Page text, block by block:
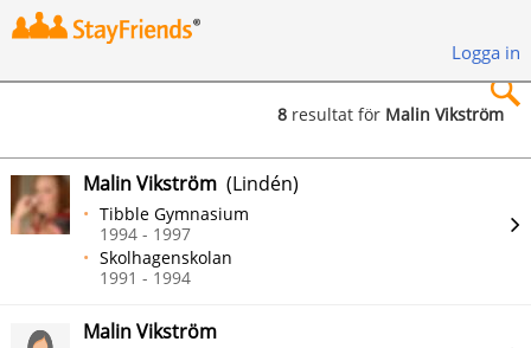
Logga in
Sök
8 resultat för Malin Vikström
Malin Vikström (Lindén)
Tibble Gymnasium
1994 - 1997
Skolhagenskolan
1991 - 1994
Malin Vikström